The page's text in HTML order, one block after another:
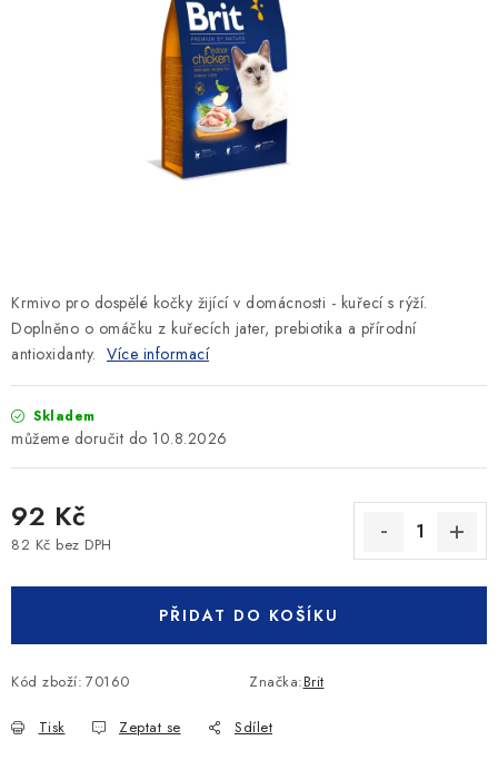
KRÁLÍCI/HLODAVCI/PTÁCI
Krmivo pro dospělé kočky žijící v domácnosti - kuřecí s rýží.
Doplněno o omáčku z kuřecích jater, prebiotika a přírodní
antioxidanty. Více informací
Skladem
10.8.2026
92 Kč
82 Kč bez DPH
PŘIDAT DO KOŠÍKU
Kód zboží: 70160 Značka:Brit
Tisk Zeptat se Sdílet